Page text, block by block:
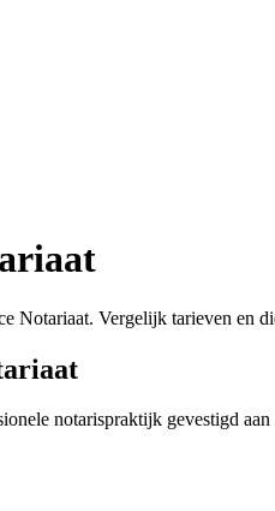
Notariaat. Vergelijk tarieven en
notarispraktijk gevestigd